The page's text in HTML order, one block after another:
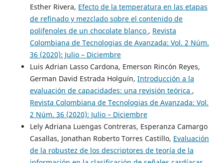
Esther Rivera, Efecto de la temperatura en las etapas
de refinado y mezclado sobre el contenido de
polifenoles de un chocolate blanco , Revista
Colombiana de Tecnologias de Avanzada: Vol. 2 Núm.
36 (2020): Julio – Diciembre
Luis Adrian Lasso Cardona, Emerson Rincón Reyes,
German David Estrada Holguín, Introducción a la
evaluación de capacidades: una revisión teórica ,
Revista Colombiana de Tecnologias de Avanzada: Vol.
2 Núm. 36 (2020): Julio – Diciembre
Lely Adriana Luengas Contreras, Esperanza Camargo
Casallas, Jonathan Roberto Torres Castillo, Evaluación
de la robustez de los descriptores de teoría de la